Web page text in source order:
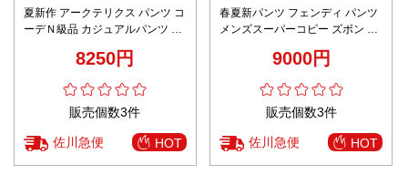
夏新作 アークテリクス パンツ コ
ーデＮ級品 カジュアルパンツ 軽
8250円
販売個数3件
佐川急便 HOT
春夏新パンツ フェンディ パンツ
メンズスーパーコピー ズボン パ
9000円
販売個数3件
佐川急便 HOT